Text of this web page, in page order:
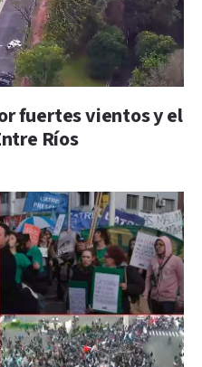
fuertes vientos y el
Ríos